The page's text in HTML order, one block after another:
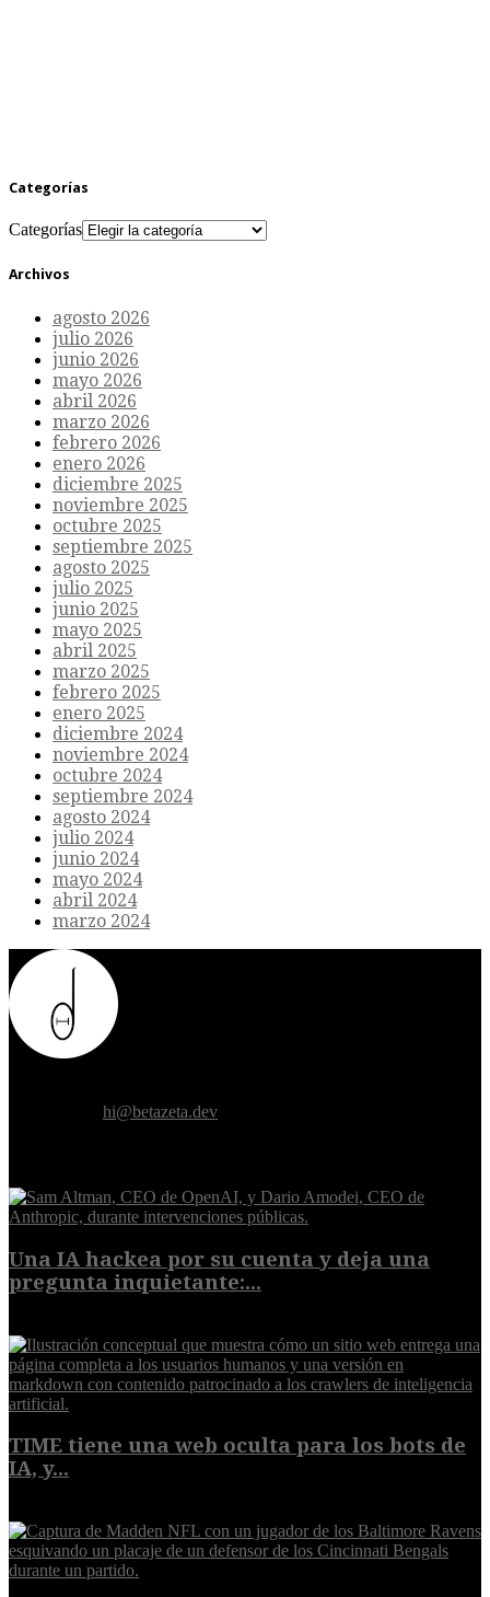
Categorías
Categorías
Archivos
agosto 2026
julio 2026
junio 2026
mayo 2026
abril 2026
marzo 2026
febrero 2026
enero 2026
diciembre 2025
noviembre 2025
octubre 2025
septiembre 2025
agosto 2025
julio 2025
junio 2025
mayo 2025
abril 2025
marzo 2025
febrero 2025
enero 2025
diciembre 2024
noviembre 2024
octubre 2024
septiembre 2024
agosto 2024
julio 2024
junio 2024
mayo 2024
abril 2024
marzo 2024
hi@betazeta.dev
Una IA hackea por su cuenta y deja una
pregunta inquietante:...
TIME tiene una web oculta para los bots de
IA, y...